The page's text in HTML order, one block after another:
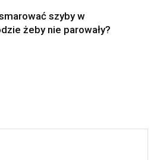
szyby w
żeby nie parowały?